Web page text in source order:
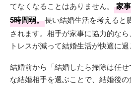
てなくなることはありません。
家
5時間弱。長い結婚生活を考えると
されます。相手が家事に協力的な
トレスが減って結婚生活が快適に過
結婚前から「結婚したら掃除は任
な結婚相手を選ぶことで、結婚後の